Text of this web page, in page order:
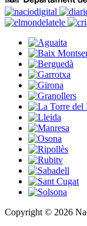
Copyright © 2026